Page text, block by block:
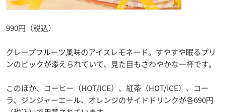
990円（税込）
グレープフルーツ風味のアイスレモネード。すやすや眠るプリ
ンのピックが添えられていて、見た目もさわやかな一杯です。
このほか、コーヒー（HOT/ICE）、紅茶（HOT/ICE）、コー
ラ、ジンジャーエール、オレンジのサイドドリンクが各690円